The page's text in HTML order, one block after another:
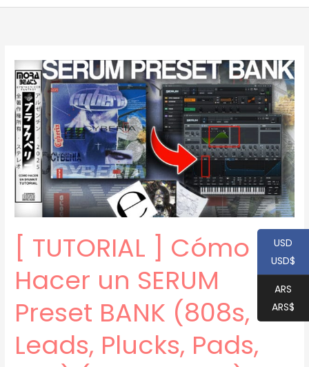
[ TUTORIAL ] Cómo
Hacer un SERUM
Preset BANK (808s,
Leads, Plucks, Pads,
USD
USD$
ARS
ARS$